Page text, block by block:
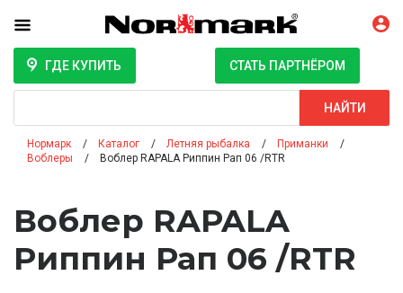
ГДЕ КУПИТЬ СТАТЬ ПАРТНЁРОМ
НАЙТИ
Нормарк Каталог Летняя рыбалка
Приманки
Воблеры
Воблер RAPALA Риппин Рап 06 /RTR
Воблер RAPALA
Риппин Рап 06 /RTR